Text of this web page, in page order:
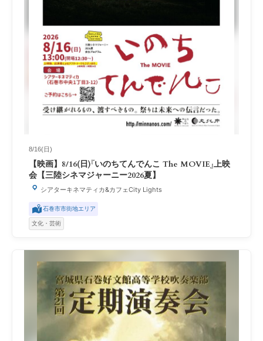
8/16(日)
【映画】8/16(日)『いのちてんでんこ The MOVIE』上映
会【三陸シネマジャーニー2026夏】
シアターキネマティカ&カフェCity Lights
石巻市市街地エリア
文化・芸術